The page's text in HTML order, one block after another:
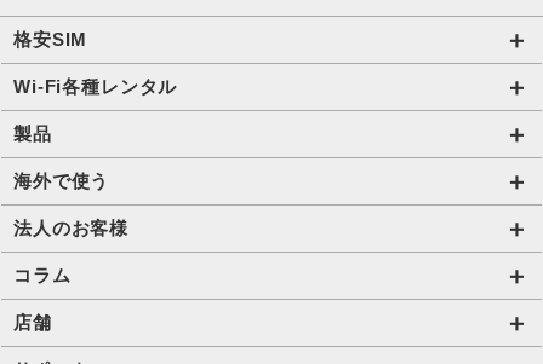
格安SIM
国内通信SIM一覧
自由自在2.0プラン
ビタッ！プラン
データ定額2.0プラン
販売終了したプラン
Wi-Fi各種レンタル
法人のお客様トップページ
海外短期レンタル HIS Wi-Fi
国内外長期レンタル HIS Wi-Fi PLUS+
タブレットレンタル
携帯レンタル
製品
オンラインショップ
HIS Mobileケア
海外で使う
海外通信一覧
海外短期レンタル HIS Wi-Fi
国内外長期レンタル HIS Wi-Fi PLUS+
Trip SIM(海外利用 プリペイド eSIM)
法人のお客様
サービス一覧【法人】
格安SIM【法人】
ご利用開始の流れ【法人】
コラム
コラムTOP
店舗